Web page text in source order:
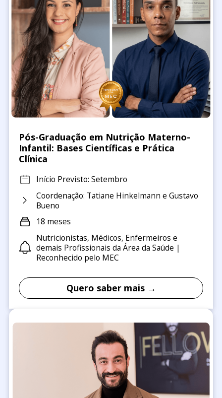
Pós-Graduação em Nutrição Materno-
Infantil: Bases Científicas e Prática
Clínica
Início Previsto: Setembro
Coordenação: Tatiane Hinkelmann e Gustavo
Bueno
18 meses
Nutricionistas, Médicos, Enfermeiros e
demais Profissionais da Área da Saúde |
Reconhecido pelo MEC
Quero saber mais →